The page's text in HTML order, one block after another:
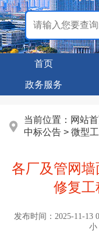
首页
政务服务
当前位置： 网站
中标公告 > 微型
各厂及管网
修复工
发布时间： 2025-11-13
小